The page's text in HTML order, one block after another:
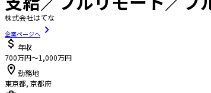
株式会社はてな
企業ページへ
年収
700万円〜1,000万円
勤務地
東京都, 京都府